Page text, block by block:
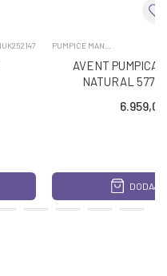
PUMPICE MANUELNE
AVENT PUMPICA
NATURAL 5772
6.959,00
DODAJ